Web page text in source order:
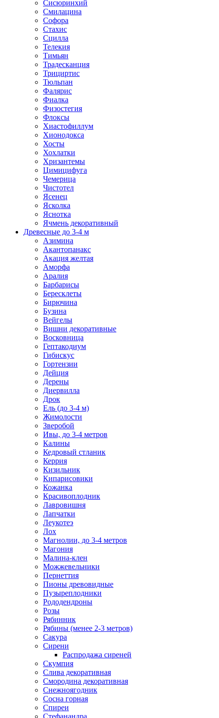
Сисюринхий
Смилацина
Софора
Стахис
Сцилла
Телекия
Тимьян
Традесканция
Трициртис
Тюльпан
Фалярис
Фиалка
Физостегия
Флоксы
Хиастофиллум
Хионодокса
Хосты
Хохлатки
Хризантемы
Цимицифуга
Чемерица
Чистотел
Ясенец
Ясколка
Яснотка
Ячмень декоративный
Древесные до 3-4 м
Азимина
Акантопанакс
Акация желтая
Аморфа
Аралия
Барбарисы
Бересклеты
Бирючина
Бузина
Вейгелы
Вишни декоративные
Восковница
Гептакодиум
Гибискус
Гортензии
Дейция
Дерены
Диервилла
Дрок
Ель (до 3-4 м)
Жимолости
Зверобой
Ивы, до 3-4 метров
Калины
Кедровый стланик
Керрия
Кизильник
Кипарисовики
Кожанка
Красивоплодник
Лавровишня
Лапчатки
Леукотеэ
Лох
Магнолии, до 3-4 метров
Магония
Малина-клен
Можжевельники
Пернеттия
Пионы древовидные
Пузыреплодники
Рододендроны
Розы
Рябинник
Рябины (менее 2-3 метров)
Сакура
Сирени
Распродажа сиреней
Скумпия
Слива декоративная
Смородина декоративная
Снежноягодник
Сосна горная
Спиреи
Стефанандра